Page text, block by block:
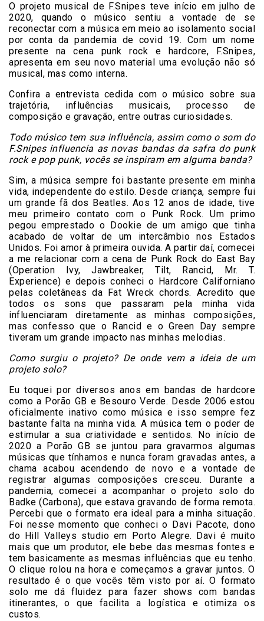
O projeto musical de F.Snipes teve início em julho de
2020, quando o músico sentiu a vontade de se
reconectar com a música em meio ao isolamento social
por conta da pandemia de covid 19. Com um nome
presente na cena punk rock e hardcore, F.Snipes,
apresenta em seu novo material uma evolução não só
musical, mas como interna.
Confira a entrevista cedida com o músico sobre sua
trajetória, influências musicais, processo de
composição e gravação, entre outras curiosidades.
Todo músico tem sua influência, assim como o som do
F.Snipes influencia as novas bandas da safra do punk
rock e pop punk, vocês se inspiram em alguma banda?
Sim, a música sempre foi bastante presente em minha
vida, independente do estilo. Desde criança, sempre fui
um grande fã dos Beatles. Aos 12 anos de idade, tive
meu primeiro contato com o Punk Rock. Um primo
pegou emprestado o Dookie de um amigo que tinha
acabado de voltar de um intercâmbio nos Estados
Unidos. Foi amor à primeira ouvida. A partir daí, comecei
a me relacionar com a cena de Punk Rock do East Bay
(Operation Ivy, Jawbreaker, Tilt, Rancid, Mr. T.
Experience) e depois conheci o Hardcore Californiano
pelas coletâneas da Fat Wreck chords. Acredito que
todos os sons que passaram pela minha vida
influenciaram diretamente as minhas composições,
mas confesso que o Rancid e o Green Day sempre
tiveram um grande impacto nas minhas melodias.
Como surgiu o projeto? De onde vem a ideia de um
projeto solo?
Eu toquei por diversos anos em bandas de hardcore
como a Porão GB e Besouro Verde. Desde 2006 estou
oficialmente inativo como música e isso sempre fez
bastante falta na minha vida. A música tem o poder de
estimular a sua criatividade e sentidos. No início de
2020 a Porão GB se juntou para gravarmos algumas
músicas que tínhamos e nunca foram gravadas antes, a
chama acabou acendendo de novo e a vontade de
registrar algumas composições cresceu. Durante a
pandemia, comecei a acompanhar o projeto solo do
Badke (Carbona), que estava gravando de forma remota.
Percebi que o formato era ideal para a minha situação.
Foi nesse momento que conheci o Davi Pacote, dono
do Hill Valleys studio em Porto Alegre. Davi é muito
mais que um produtor, ele bebe das mesmas fontes e
tem basicamente as mesmas influências que eu tenho.
O clique rolou na hora e começamos a gravar juntos. O
resultado é o que vocês têm visto por aí. O formato
solo me dá fluidez para fazer shows com bandas
itinerantes, o que facilita a logística e otimiza os
custos.